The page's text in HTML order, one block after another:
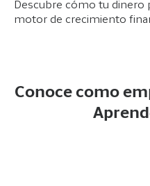
Descubre cómo tu dinero
motor de crecimiento
Conoce como